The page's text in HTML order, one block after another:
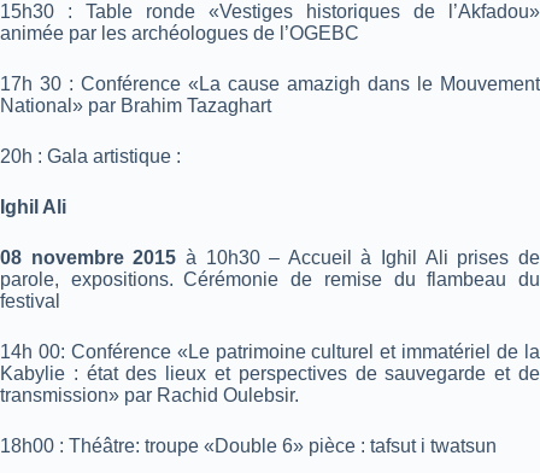
15h30 : Table ronde «Vestiges historiques de l’Akfadou»
animée par les archéologues de l’OGEBC
17h 30 : Conférence «La cause amazigh dans le Mouvement
National» par Brahim Tazaghart
20h : Gala artistique :
Ighil Ali
08 novembre 2015 à 10h30 – Accueil à Ighil Ali prises de
parole, expositions. Cérémonie de remise du flambeau du
festival
14h 00: Conférence «Le patrimoine culturel et immatériel de la
Kabylie : état des lieux et perspectives de sauvegarde et de
transmission» par Rachid Oulebsir.
18h00 : Théâtre: troupe «Double 6» pièce : tafsut i twatsun